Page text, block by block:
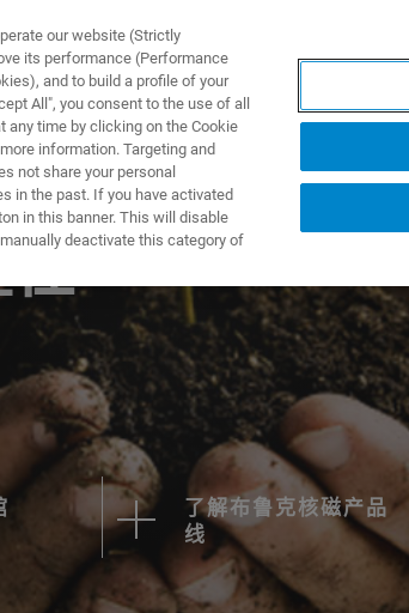
产品与解决方案
了解布鲁克核磁产品
线
our website (Strictly
its performance (Performance
and to build a profile of your
All", you consent to the use of all
any time by clicking on the Cookie
information. Targeting and
not share your personal
in the past. If you have activated
in this banner. This will disable
deactivate this category of